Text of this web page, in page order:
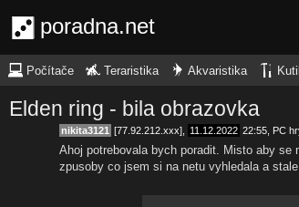
poradna.net
Počítače Teraristika Akvaristika
Elden ring - bila obrazovka
nikita3121 [77.92.212.xxx], 11.12.2022 22:55 PC
Ahoj potrebovala bych poradit. Misto aby
zpusoby co jsem si na netu vyhledala a